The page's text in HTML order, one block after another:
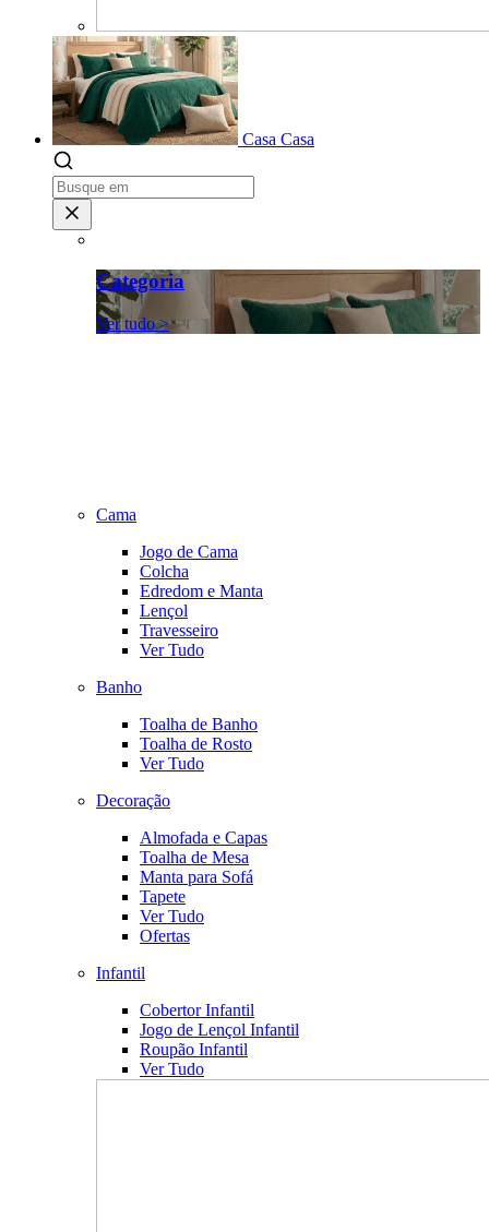
Casa Casa
Categoria
Ver tudo >
Cama
Jogo de Cama
Colcha
Edredom e Manta
Lençol
Travesseiro
Ver Tudo
Banho
Toalha de Banho
Toalha de Rosto
Ver Tudo
Decoração
Almofada e Capas
Toalha de Mesa
Manta para Sofá
Tapete
Ver Tudo
Ofertas
Infantil
Cobertor Infantil
Jogo de Lençol Infantil
Roupão Infantil
Ver Tudo